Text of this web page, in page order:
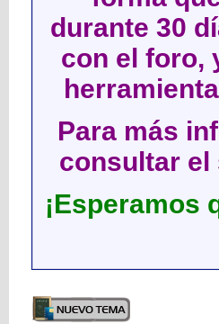
durante 30
con el foro,
Para más
consultar el
¡Esperamos